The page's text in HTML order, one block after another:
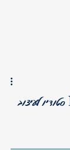
Lee Romi Graphics סטודיו לעיצוב